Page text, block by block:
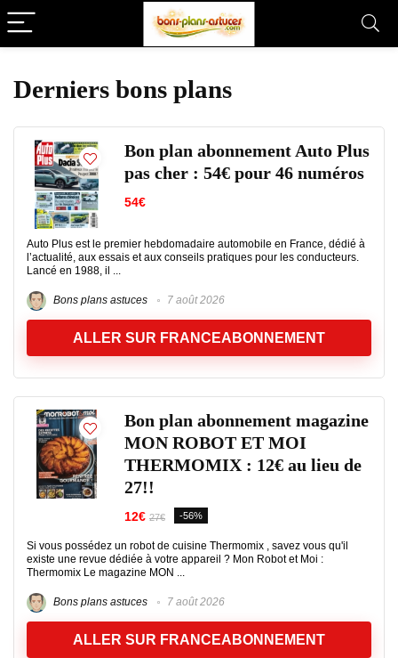
Derniers bons plans
Bon plan abonnement Auto Plus
pas cher : 54€ pour 46 numéros
54€
Auto Plus est le premier hebdomadaire automobile en France, dédié à
l’actualité, aux essais et aux conseils pratiques pour les conducteurs.
Lancé en 1988, il ...
Bons plans astuces 7 août 2026
ALLER SUR FRANCEABONNEMENT
Bon plan abonnement magazine
MON ROBOT ET MOI
THERMOMIX : 12€ au lieu de
27!!
12€ 27€ -56%
Si vous possédez un robot de cuisine Thermomix , savez vous qu'il
existe une revue dédiée à votre appareil ? Mon Robot et Moi :
Thermomix Le magazine MON ...
Bons plans astuces 7 août 2026
ALLER SUR FRANCEABONNEMENT